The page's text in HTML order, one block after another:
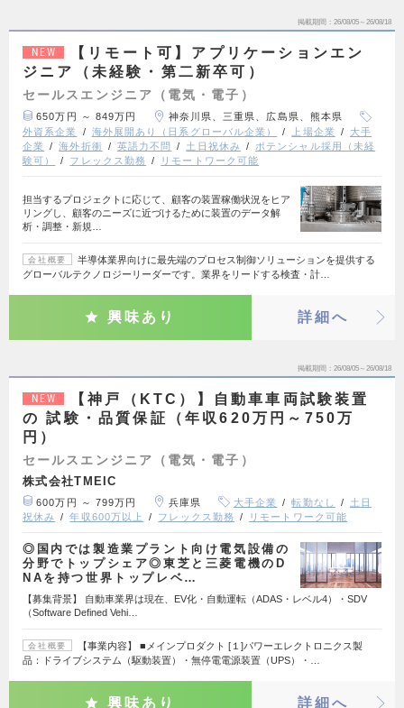
掲載期間 26/08/05～26/08/18
NEW
【リモート可】アプリケーションエン
ジニア（未経験・第二新卒可）
セールスエンジニア（電気・電子）
650万円 ～ 849万円
神奈川県、三重県、広島県、熊本県
外資系企業
海外展開あり（日系グローバル企業） 上場企業
大手
企業
海外折衝 英語力不問 土日祝休み
ポテンシャル採用（未経
験可）
フレックス勤務 リモートワーク可能
担当するプロジェクトに応じて、顧客の装置稼働状況をヒア
リングし、顧客のニーズに近づけるために装置のデータ解
析・調整・新規…
会社概要
半導体業界向けに最先端のプロセス制御ソリューションを提供する
グローバルテクノロジーリーダーです。業界をリードする検査・計…
興味あり 詳細へ
掲載期間 26/08/05～26/08/18
NEW
【神戸（KTC）】自動車車両試験装置
の 試験・品質保証（年収620万円～750万
円）
セールスエンジニア（電気・電子）
株式会社TMEIC
600万円 ～ 799万円 兵庫県 大手企業 転勤なし
土日
祝休み
年収600万以上 フレックス勤務 リモートワーク可能
◎国内では製造業プラント向け電気設備の
分野でトップシェア◎東芝と三菱電機のD
NAを持つ世界トップレベ…
【募集背景】 自動車業界は現在、EV化・自動運転（ADAS・レベル4）・SDV
（Software Defined Vehi…
会社概要
【事業内容】 ■メインプロダクト [１]パワーエレクトロニクス製
品：ドライブシステム（駆動装置）・無停電電源装置（UPS）・…
興味あり 詳細へ